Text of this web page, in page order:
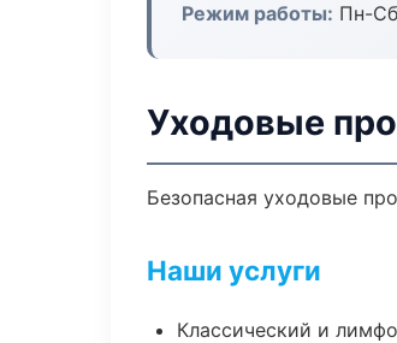
Режим работы: Пн-
Уходовые
Безопасная уходовые
Наши услуги
Классический и